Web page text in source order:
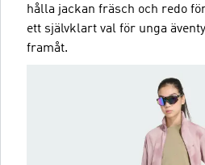
hålla jackan fräsch och redo
ett självklart val för unga
framåt.